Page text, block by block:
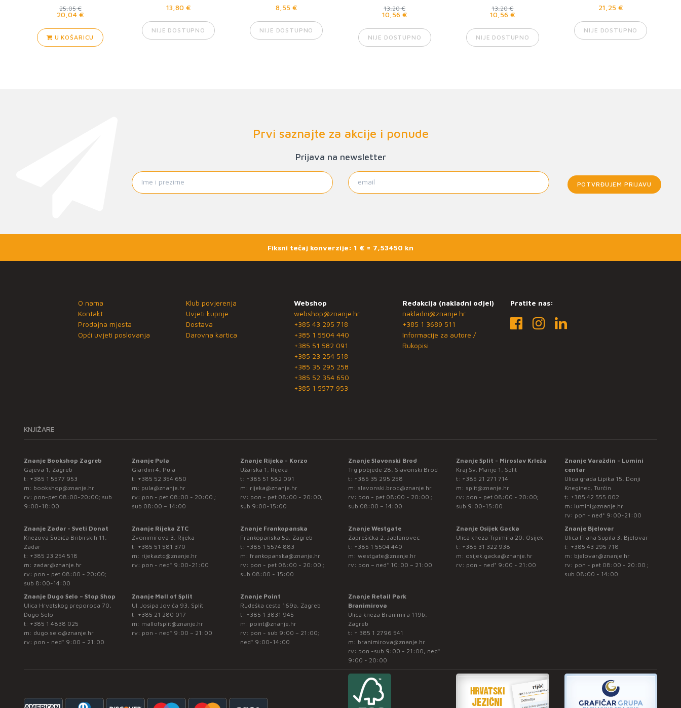
25,05 €
20,04 €
U KOŠARICU
13,80 €
NIJE DOSTUPNO
8,55 €
NIJE DOSTUPNO
13,20 €
10,56 €
NIJE DOSTUPNO
13,20 €
10,56 €
NIJE DOSTUPNO
21,25 €
NIJE DOSTUPNO
Prvi saznajte za akcije i ponude
Prijava na newsletter
POTVRĐUJEM PRIJAVU
Fiksni tečaj konverzije: 1 € = 7,53450 kn
O nama
Kontakt
Prodajna mjesta
Opći uvjeti poslovanja
Klub povjerenja
Uvjeti kupnje
Dostava
Darovna kartica
Webshop
webshop@znanje.hr
+385 43 295 718
+385 1 5504 440
+385 51 582 091
+385 23 254 518
+385 35 295 258
+385 52 354 650
+385 1 5577 953
Redakcija (nakladni odjel)
nakladni@znanje.hr
+385 1 3689 511
Informacije za autore /
Rukopisi
Pratite nas:
KNJIŽARE
Znanje Bookshop Zagreb
Gajeva 1, Zagreb
t: +385 1 5577 953
m: bookshop@znanje.hr
rv: pon-pet 08:00-20:00; sub
9:00-18:00
Znanje Pula
Giardini 4, Pula
t: +385 52 354 650
m: pula@znanje.hr
rv: pon - pet 08:00 - 20:00 ;
sub 08:00 – 14:00
Znanje Rijeka - Korzo
Užarska 1, Rijeka
t: +385 51 582 091
m: rijeka@znanje.hr
rv: pon - pet 08:00 - 20:00;
sub 9:00-15:00
Znanje Slavonski Brod
Trg pobjede 28, Slavonski Brod
t: +385 35 295 258
m: slavonski.brod@znanje.hr
rv: pon - pet 08:00 - 20:00 ;
sub 08:00 – 14:00
Znanje Split - Miroslav Krleža
Kraj Sv. Marije 1, Split
t: +385 21 271 714
m: split@znanje.hr
rv: pon - pet 08:00 - 20:00;
sub 9:00-15:00
Znanje Varaždin - Lumini
centar
Ulica grada Lipika 15, Donji
Kneginec, Turčin
t: +385 42 555 002
m: lumini@znanje.hr
rv: pon - ned* 9:00-21:00
Znanje Zadar - Sveti Donat
Knezova Šubića Bribirskih 11,
Zadar
t: +385 23 254 518
m: zadar@znanje.hr
rv: pon - pet 08:00 - 20:00;
sub 8:00-14:00
Znanje Rijeka ZTC
Zvonimirova 3, Rijeka
t: +385 51 581 370
m: rijekaztc@znanje.hr
rv: pon - ned* 9:00-21:00
Znanje Frankopanska
Frankopanska 5a, Zagreb
t: +385 1 5574 883
m: frankopanska@znanje.hr
rv: pon - pet 08:00 - 20:00 ;
sub 08:00 - 15:00
Znanje Westgate
Zaprešićka 2, Jablanovec
t: +385 1 5504 440
m: westgate@znanje.hr
rv: pon – ned* 10:00 – 21:00
Znanje Osijek Gacka
Ulica kneza Trpimira 20, Osijek
t: +385 31 322 938
m: osijek.gacka@znanje.hr
rv: pon - ned* 9:00 - 21:00
Znanje Bjelovar
Ulica Frana Supila 3, Bjelovar
t: +385 43 295 718
m: bjelovar@znanje.hr
rv: pon - pet 08:00 - 20:00 ;
sub 08:00 - 14:00
Znanje Dugo Selo – Stop Shop
Ulica Hrvatskog preporoda 70,
Dugo Selo
t: +385 1 4838 025
m: dugo.selo@znanje.hr
rv: pon - ned* 9:00 – 21:00
Znanje Mall of Split
Ul. Josipa Jovića 93, Split
t: +385 21 280 017
m: mallofsplit@znanje.hr
rv: pon - ned* 9:00 – 21:00
Znanje Point
Rudeška cesta 169a, Zagreb
t: +385 1 3831 945
m: point@znanje.hr
rv: pon - sub 9:00 – 21:00;
ned* 9:00-14:00
Znanje Retail Park
Branimirova
Ulica kneza Branimira 119b,
Zagreb
t: + 385 1 2796 541
m: branimirova@znanje.hr
rv: pon -sub 9:00 - 21:00, ned*
9:00 - 20:00